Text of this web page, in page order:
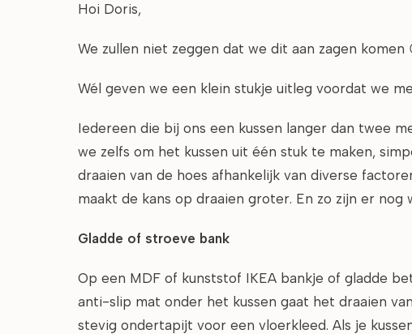
Hoi Doris,
We zullen niet zeggen dat we dit aan zagen komen
Wél geven we een klein stukje uitleg voordat we
Iedereen die bij ons een kussen langer dan twee
we zelfs om het kussen uit één stuk te maken,
draaien van de hoes afhankelijk van diverse
maakt de kans op draaien groter. En zo zijn er nog
Gladde of stroeve bank
Op een MDF of kunststof IKEA bankje of gladde
anti-slip mat onder het kussen gaat het draaien
stevig ondertapijt voor een vloerkleed. Als je